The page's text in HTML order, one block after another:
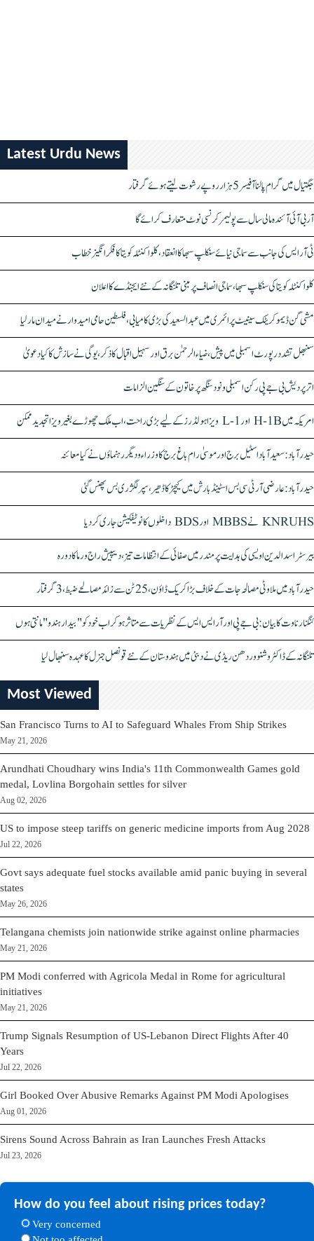
Latest Urdu News
جگتیال میں گرام پالنا آفیسر 5 ہزار روپے رشوت لیتے ہوئے گرفتار
آر بی آئی آئندہ مالی سال سے پولیمر کرنسی نوٹ متعارف کرائے گا
ٹی آر ایس کی جانب سے سماجی نیائے سنکلپ سبھا کا انعقاد، کلواکنٹلہ کویتا کا فکر انگیز خطاب
کلواکنٹلہ کویتا کی سنکلپ سبھا، سماجی انصاف پر مبنی تلنگانہ کے نئے ایجنڈے کا اعلان
مشی گن ڈیموکریٹک سینیٹ پرائمری میں عبدالسعید کی بڑی کامیابی، فلسطین حامی امیدوار نے میدان مار لیا
سنبھل تشدد رپورٹ اسمبلی میں پیش، ضیاء الرحمٰن برق اور سہیل اقبال کا ذکر، یوگی نے سازش کا کیا دعویٰ
اتر پردیش بی جے پی رکن اسمبلی ونود سنگھ پر خاتون کے سنگین الزامات
امریکہ میں H-1B اور L-1 ویزا ہولڈرز کے لیے بڑی راحت، اب ملک چھوڑے بغیر ویزا تجدید ممکن
حیدرآباد: سعیدآباد اسٹیل برج اور موسیٰ رام باغ برج کا وزراء و دیگر رہنماؤں نے کیا معائنہ
حیدرآباد: عارضی آر ٹی سی بس اسٹینڈ بارش میں کیچڑ کا ڈھیر، سپر لگژری بس پھنس گئی
KNRUHS نے MBBS اور BDS داخلوں کا نوٹیفکیشن جاری کر دیا
بیرسٹر اسدالدین اویسی کی ہدایت پر مندر میں صفائی کے انتظامات تیز، دیپیش راج ورما کا دورہ
حیدرآباد میں ملاوٹی مصالحہ جات کے خلاف بڑا کریک ڈاؤن، 25 ٹن سے زائد مصالحے ضبط، 3 گرفتار
کنگنا رناوت کا بیان: بی جے پی اور آر ایس ایس کے نظریات سے متاثر ہو کر اب خود کو "بیدار ہندو" مانتی ہوں
تلنگانہ کے ڈاکٹر وشنو وردھن ریڈی نے دبئی میں ہندوستان کے نئے قونصل جنرل کا عہدہ سنبھال لیا
Most Viewed
San Francisco Turns to AI to Safeguard Whales From Ship Strikes
May 21, 2026
Arundhati Choudhary wins India's 11th Commonwealth Games gold
medal, Lovlina Borgohain settles for silver
Aug 02, 2026
US to impose steep tariffs on generic medicine imports from Aug 2028
Jul 22, 2026
Govt says adequate fuel stocks available amid panic buying in several
states
May 26, 2026
Telangana chemists join nationwide strike against online pharmacies
May 21, 2026
PM Modi conferred with Agricola Medal in Rome for agricultural
initiatives
May 21, 2026
Trump Signals Resumption of US-Lebanon Direct Flights After 40
Years
Jul 22, 2026
Girl Booked Over Abusive Remarks Against PM Modi Apologises
Aug 01, 2026
Sirens Sound Across Bahrain as Iran Launches Fresh Attacks
Jul 23, 2026
How do you feel about rising prices today?
Very concerned